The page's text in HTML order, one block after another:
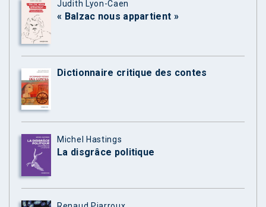
Judith Lyon-Caen
« Balzac nous appartient »
Dictionnaire critique des contes
Michel Hastings
La disgrâce politique